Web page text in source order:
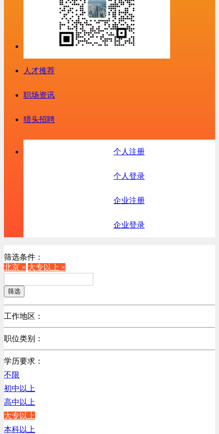
人才推荐
职场资讯
猎头招聘
个人注册
个人登录
企业注册
企业登录
筛选条件：
北京 × 大专以上 ×
筛选
工作地区：
不限
北京
广东
江苏
陕西
浙江
辽宁
上海
职位类别：
不限
学历要求：
不限
初中以上
高中以上
大专以上
本科以上